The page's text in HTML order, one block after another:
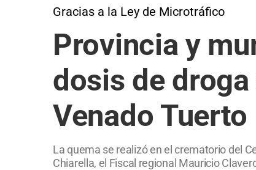
Gracias a la Ley de Microtráfico
Provincia y
dosis de
Venado Tuerto
La quema se realizó en el crematorio del
Chiarella, el Fiscal regional Mauricio